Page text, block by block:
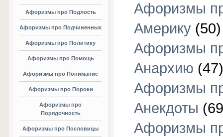
Афоризмы про Подлость
Афоризмы про Подчиненных
Афоризмы про Политику
Афоризмы про Помощь
Афоризмы про Понимание
Афоризмы про Пороки
Афоризмы про
Порядочность
Афоризмы про Пословицы
Афоризмы
Америку (50)
Афоризмы
Анархию (47)
Афоризмы
Анекдоты
Афоризмы